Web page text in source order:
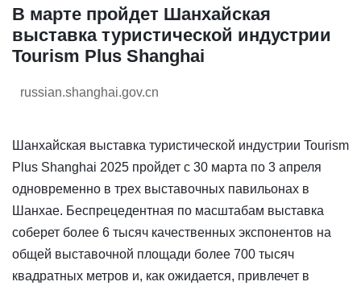
В марте пройдет Шанхайская
выставка туристической индустрии
Tourism Plus Shanghai
russian.shanghai.gov.cn
Шанхайская выставка туристической индустрии Tourism
Plus Shanghai 2025 пройдет с 30 марта по 3 апреля
одновременно в трех выставочных павильонах в
Шанхае. Беспрецедентная по масштабам выставка
соберет более 6 тысяч качественных экспонентов на
общей выставочной площади более 700 тысяч
квадратных метров и, как ожидается, привлечет в